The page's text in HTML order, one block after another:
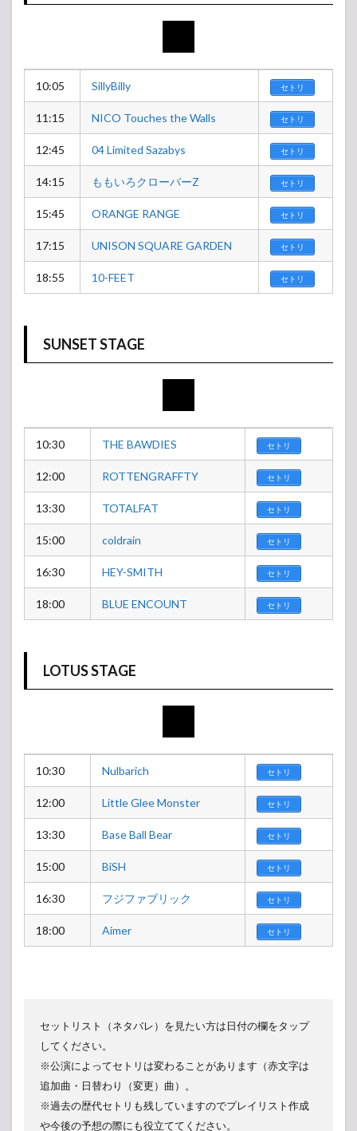
10:05 SillyBilly セトリ
11:15 NICO Touches the Walls セトリ
12:45 04 Limited Sazabys セトリ
14:15 ももいろクローバーZ セトリ
15:45 ORANGE RANGE セトリ
17:15 UNISON SQUARE GARDEN セトリ
18:55 10-FEET セトリ
SUNSET STAGE
10:30 THE BAWDIES セトリ
12:00 ROTTENGRAFFTY セトリ
13:30 TOTALFAT セトリ
15:00 coldrain セトリ
16:30 HEY-SMITH セトリ
18:00 BLUE ENCOUNT セトリ
LOTUS STAGE
10:30 Nulbarich セトリ
12:00 Little Glee Monster セトリ
13:30 Base Ball Bear セトリ
15:00 BiSH セトリ
16:30 フジファブリック セトリ
18:00 Aimer セトリ
セットリスト（ネタバレ）を見たい方は日付の欄をタップ
してください。
※公演によってセトリは変わることがあります（赤文字は
追加曲・日替わり（変更）曲）。
※過去の歴代セトリも残していますのでプレイリスト作成
や今後の予想の際にも役立ててください。